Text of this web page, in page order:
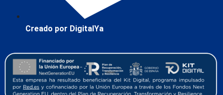
Creado por DigitalYa